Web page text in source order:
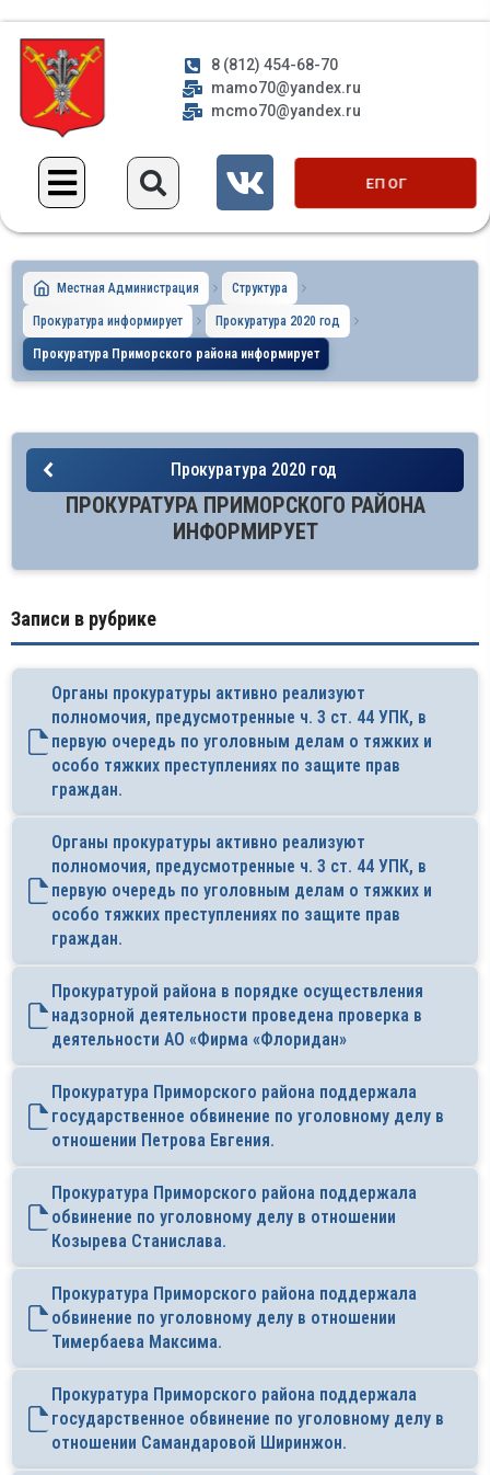
8 (812) 454-68-70
mamo70@yandex.ru
mcmo70@yandex.ru
ЕП ОГ
Местная Администрация Структура
Прокуратура информирует Прокуратура 2020 год
Прокуратура Приморского района информирует
Прокуратура 2020 год
ПРОКУРАТУРА ПРИМОРСКОГО РАЙОНА
ИНФОРМИРУЕТ
Записи в рубрике
Органы прокуратуры активно реализуют
полномочия, предусмотренные ч. 3 ст. 44 УПК, в
первую очередь по уголовным делам о тяжких и
особо тяжких преступлениях по защите прав
граждан.
Органы прокуратуры активно реализуют
полномочия, предусмотренные ч. 3 ст. 44 УПК, в
первую очередь по уголовным делам о тяжких и
особо тяжких преступлениях по защите прав
граждан.
Прокуратурой района в порядке осуществления
надзорной деятельности проведена проверка в
деятельности АО «Фирма «Флоридан»
Прокуратура Приморского района поддержала
государственное обвинение по уголовному делу в
отношении Петрова Евгения.
Прокуратура Приморского района поддержала
обвинение по уголовному делу в отношении
Козырева Станислава.
Прокуратура Приморского района поддержала
обвинение по уголовному делу в отношении
Тимербаева Максима.
Прокуратура Приморского района поддержала
государственное обвинение по уголовному делу в
отношении Самандаровой Ширинжон.